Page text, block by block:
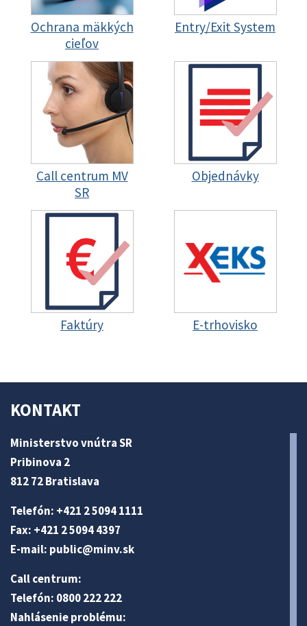
Ochrana mäkkých
cieľov
Entry/Exit System
Call centrum MV
SR
Objednávky
Faktúry E-trhovisko
KONTAKT
Ministerstvo vnútra SR
Pribinova 2
812 72 Bratislava
Telefón: +421 2 5094 1111
Fax: +421 2 5094 4397
E-mail: public@minv.sk
Call centrum:
Telefón: 0800 222 222
Nahlásenie problému: